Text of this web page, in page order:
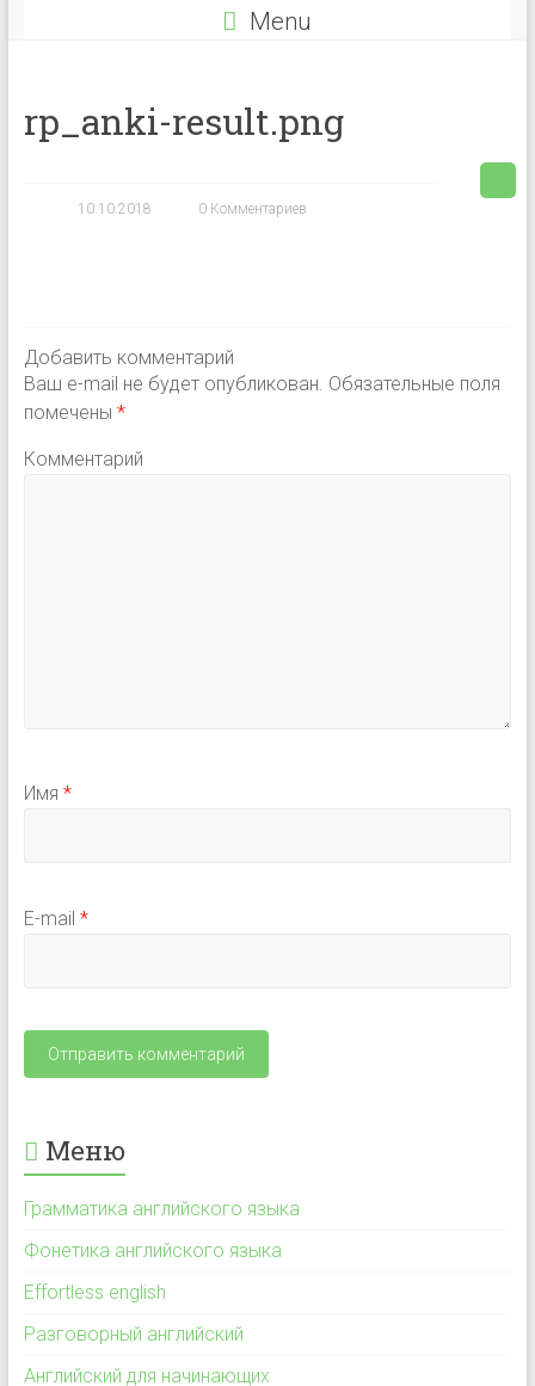
Menu
rp_anki-result.png
10.10.2018 0 Комментариев
Добавить комментарий
Ваш e-mail не будет опубликован. Обязательные поля
помечены *
Комментарий
Имя *
E-mail *
Меню
Грамматика английского языка
Фонетика английского языка
Effortless english
Разговорный английский
Английский для начинающих